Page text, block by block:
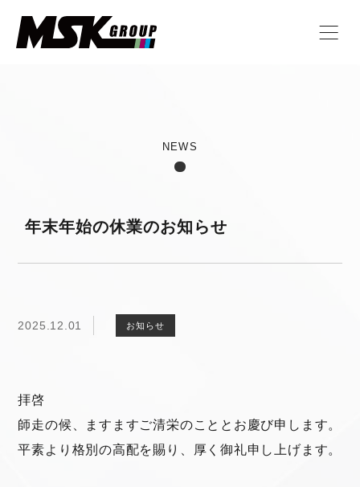
年末年始の休業のお知らせ
NEWS
2025.12.01 お知らせ
拝啓
師走の候、ますますご清栄のこととお慶び申します。
平素より格別の高配を賜り、厚く御礼申し上げます。